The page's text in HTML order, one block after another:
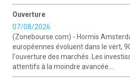
Ouverture
07/08/2026
(Zonebourse.com) - Hormis
européennes évoluent dans le vert,
l'ouverture des marchés. Les
attentifs à la moindre avancée...